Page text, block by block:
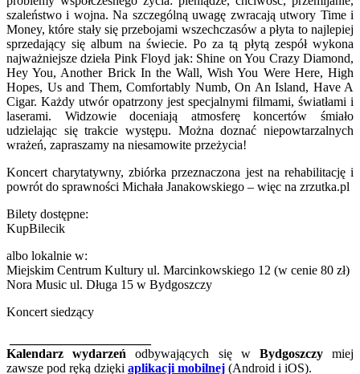
szaleństwo i wojna. Na szczególną uwagę zwracają utwory Time i
Money, które stały się przebojami wszechczasów a płyta to najlepiej
sprzedający się album na świecie. Po za tą płytą zespół wykona
najważniejsze dzieła Pink Floyd jak: Shine on You Crazy Diamond,
Hey You, Another Brick In the Wall, Wish You Were Here, High
Hopes, Us and Them, Comfortably Numb, On An Island, Have A
Cigar. Każdy utwór opatrzony jest specjalnymi filmami, światłami i
laserami. Widzowie doceniają atmosferę koncertów śmiało
udzielając się trakcie występu. Można doznać niepowtarzalnych
wrażeń, zapraszamy na niesamowite przeżycia!
Koncert charytatywny, zbiórka przeznaczona jest na rehabilitację i
powrót do sprawności Michała Janakowskiego – więc na zrzutka.pl
Bilety dostępne:
KupBilecik
albo lokalnie w:
Miejskim Centrum Kultury ul. Marcinkowskiego 12 (w cenie 80 zł)
Nora Music ul. Długa 15 w Bydgoszczy
Koncert siedzący
Kalendarz wydarzeń odbywających się w Bydgoszczymiej
zawsze pod ręką dzięki aplikacji mobilnej (Android i iOS).